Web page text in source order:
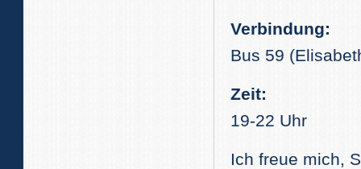
Verbindung:
Bus 59
Zeit:
19-22 Uhr
Ich freue mich,